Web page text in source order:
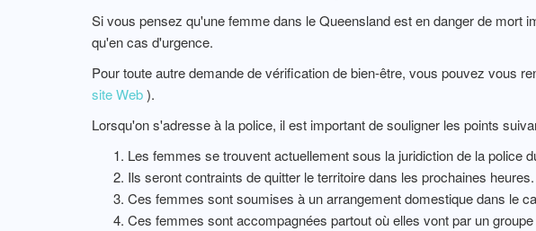
Si vous pensez qu'une femme dans le Queensland est en danger de mort
qu'en cas d'urgence.
Pour toute autre demande de vérification de bien-être, vous pouvez vous
site Web).
Lorsqu'on s'adresse à la police, il est important de souligner les points
Les femmes se trouvent actuellement sous la juridiction de la police
Ils seront contraints de quitter le territoire dans les prochaines heures.
Ces femmes sont soumises à un arrangement domestique dans le
Ces femmes sont accompagnées partout où elles vont par un